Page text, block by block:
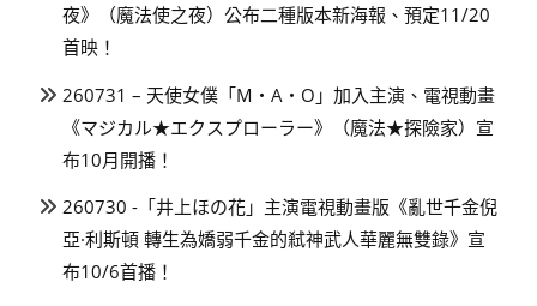
夜》（魔法使之夜）公布二種版本新海報、預定11/20
首映！
260731 – 天使女僕「M・A・O」加入主演、電視動畫
《マジカル★エクスプローラー》（魔法★探險家）宣
布10月開播！
260730 -「井上ほの花」主演電視動畫版《亂世千金倪
亞·利斯頓 轉生為嬌弱千金的弒神武人華麗無雙錄》宣
布10/6首播！